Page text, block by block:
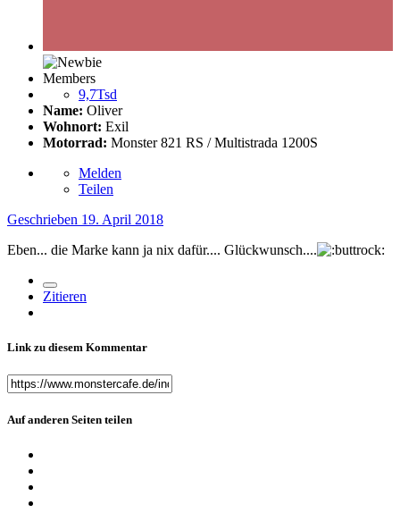
Members
9,7Tsd
Name: Oliver
Wohnort: Exil
Motorrad: Monster 821 RS / Multistrada 1200S
Melden
Teilen
Geschrieben 19. April 2018
Eben... die Marke kann ja nix dafür.... Glückwunsch....
Zitieren
Link zu diesem Kommentar
Auf anderen Seiten teilen